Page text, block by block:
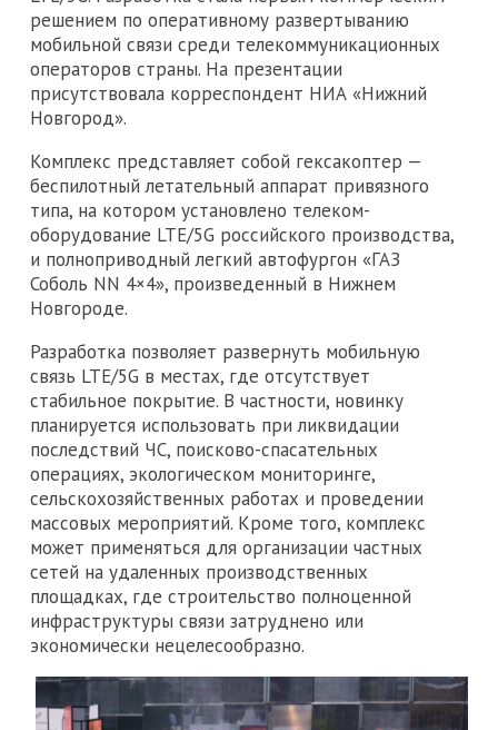
решением по оперативному развертыванию
мобильной связи среди телекоммуникационных
операторов страны. На презентации
присутствовала корреспондент НИА «Нижний
Новгород».
Комплекс представляет собой гексакоптер —
беспилотный летательный аппарат привязного
типа, на котором установлено телеком-
оборудование LTE/5G российского производства,
и полноприводный легкий автофургон «ГАЗ
Соболь NN 4×4», произведенный в Нижнем
Новгороде.
Разработка позволяет развернуть мобильную
связь LTE/5G в местах, где отсутствует
стабильное покрытие. В частности, новинку
планируется использовать при ликвидации
последствий ЧС, поисково-спасательных
операциях, экологическом мониторинге,
сельскохозяйственных работах и проведении
массовых мероприятий. Кроме того, комплекс
может применяться для организации частных
сетей на удаленных производственных
площадках, где строительство полноценной
инфраструктуры связи затруднено или
экономически нецелесообразно.